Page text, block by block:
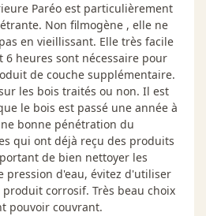
Paréo est particulièrement
Non filmogène , elle ne
en vieillissant. Elle très facile
6 heures sont nécessaire pour
de couche supplémentaire.
les bois traités ou non. Il est
le bois est passé une année à
bonne pénétration du
qui ont déjà reçu des produits
de bien nettoyer les
pression d'eau, évitez d'utiliser
corrosif. Très beau choix
pouvoir couvrant.